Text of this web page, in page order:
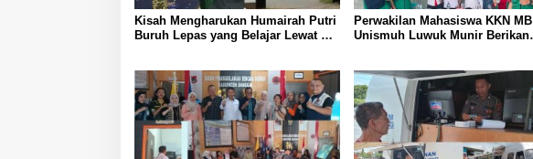
Kisah Mengharukan Humairah Putri
Buruh Lepas yang Belajar Lewat HP
Perwakilan Mahasiswa KKN MB
Unismuh Luwuk Munir Berikan
Masyarakat